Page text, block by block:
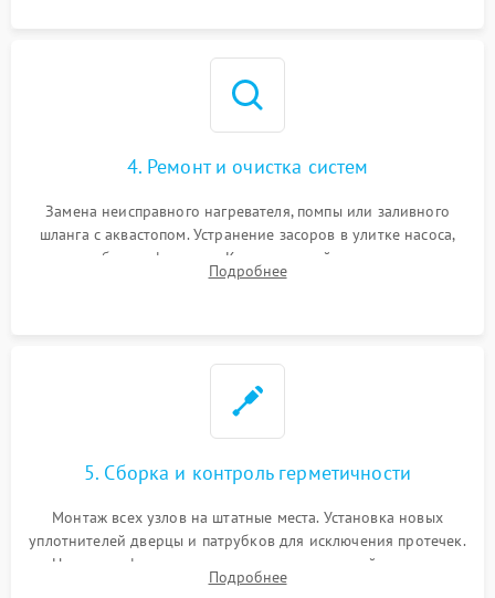
4. Ремонт и очистка систем
Замена неисправного нагревателя, помпы или заливного
шланга с аквастопом. Устранение засоров в улитке насоса,
патрубках и фильтрах. Компонентный ремонт платы
управления, восстановление поврежденной проводки.
Подробнее
5. Сборка и контроль герметичности
Монтаж всех узлов на штатные места. Установка новых
уплотнителей дверцы и патрубков для исключения протечек.
Надежная фиксация хомутов гидравлической системы,
сборка корпуса и установка датчика поплавка.
Подробнее